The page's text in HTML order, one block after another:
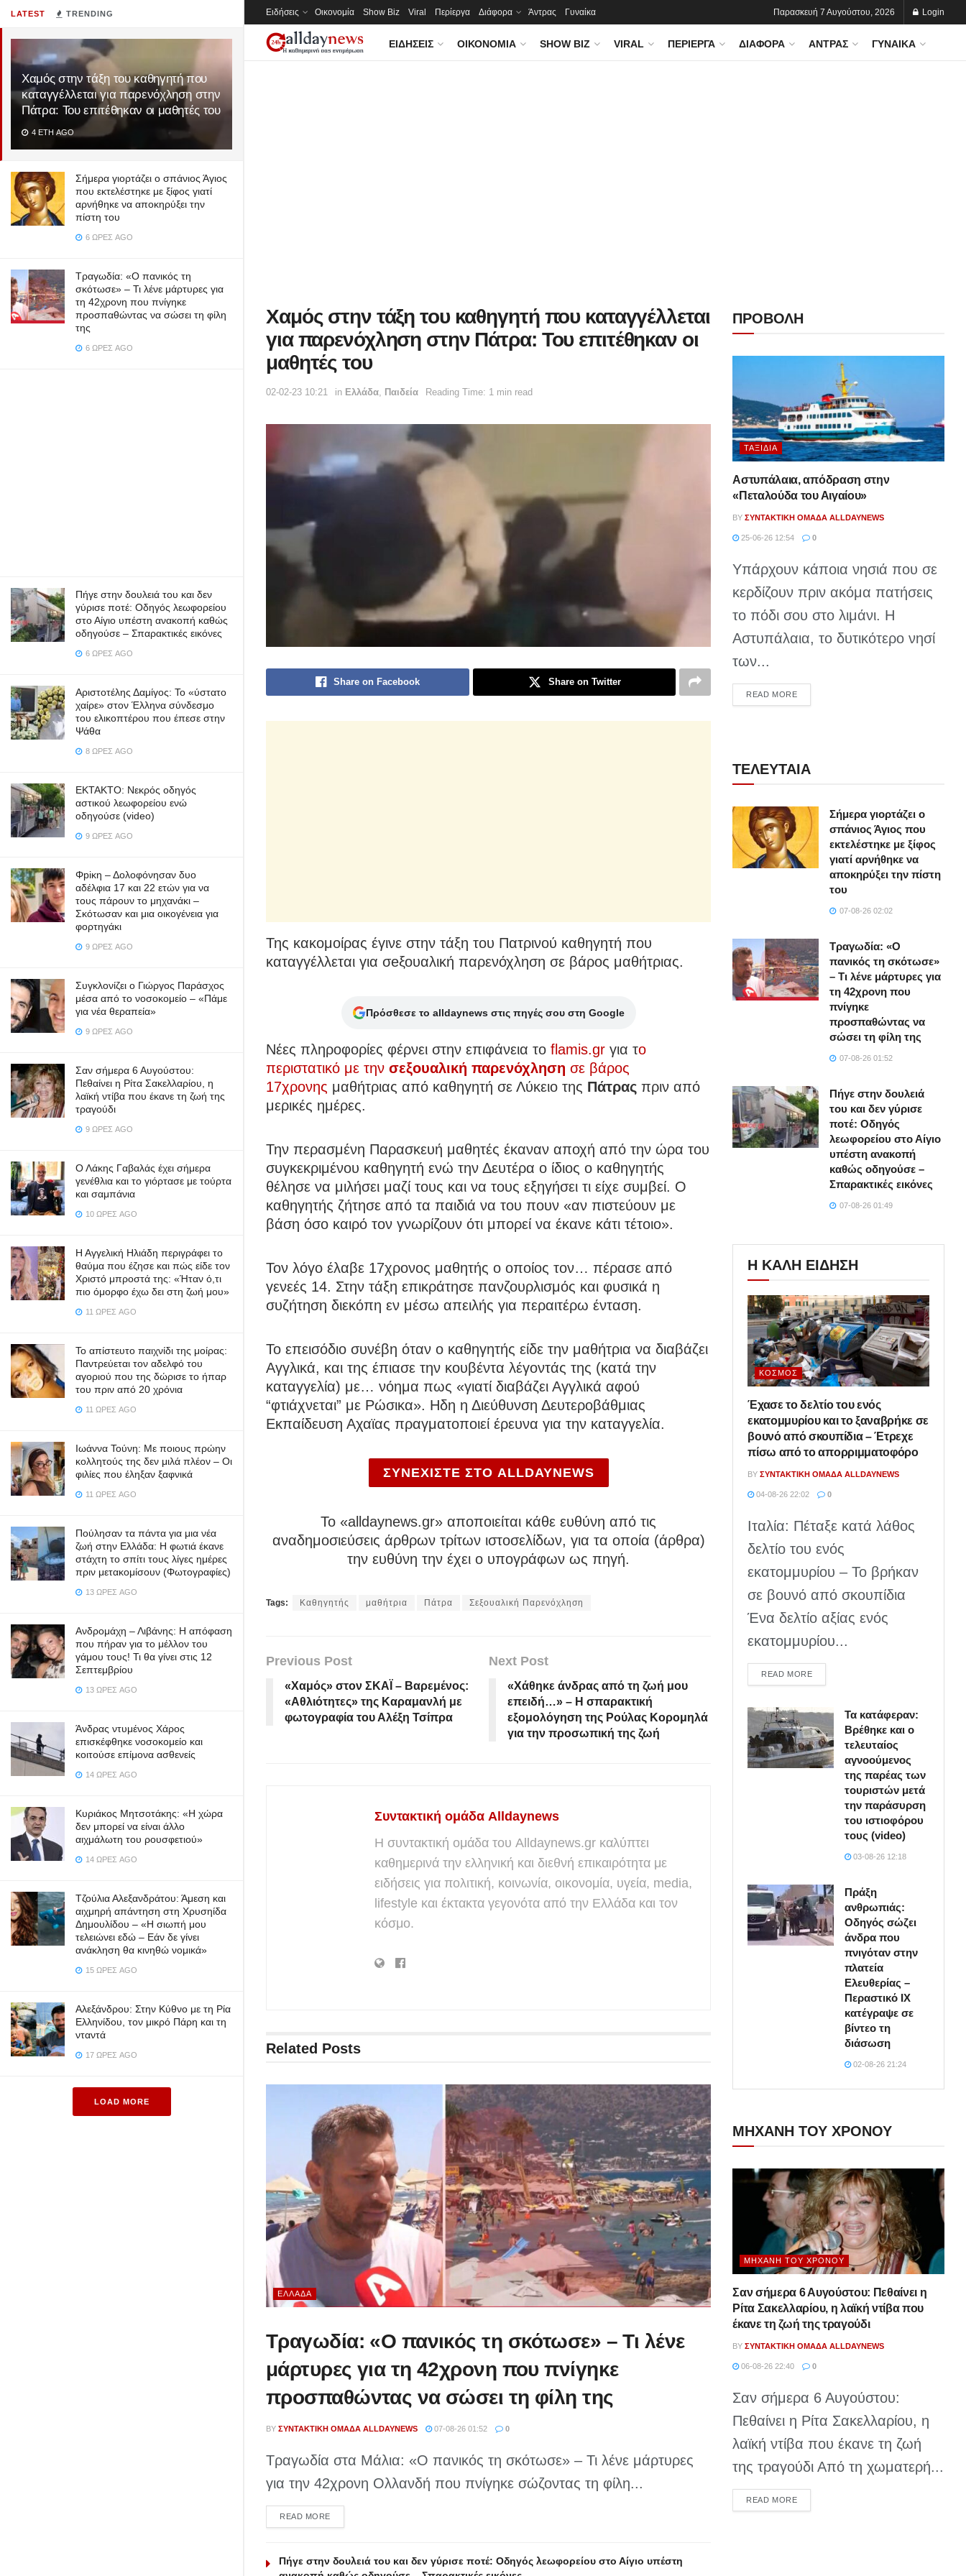
LATEST TRENDING
Χαμός στην τάξη του καθηγητή που
καταγγέλλεται για παρενόχληση στην
Πάτρα: Του επιτέθηκαν οι μαθητές του
4 ΈΤΗ AGO
Σήμερα γιορτάζει ο σπάνιος Άγιος
που εκτελέστηκε με ξίφος γιατί
αρνήθηκε να αποκηρύξει την
πίστη του
6 ΏΡΕΣ AGO
Τραγωδία: «Ο πανικός τη
σκότωσε» – Τι λένε μάρτυρες για
τη 42χρονη που πνίγηκε
προσπαθώντας να σώσει τη φίλη
της
6 ΏΡΕΣ AGO
Πήγε στην δουλειά του και δεν
γύρισε ποτέ: Οδηγός λεωφορείου
στο Αίγιο υπέστη ανακοπή καθώς
οδηγούσε – Σπαρακτικές εικόνες
6 ΏΡΕΣ AGO
Αριστοτέλης Δαμίγος: Το «ύστατο
χαίρε» στον Έλληνα σύνδεσμο
του ελικοπτέρου που έπεσε στην
Ψάθα
8 ΏΡΕΣ AGO
ΕΚΤΑΚΤΟ: Νεκρός οδηγός
αστικού λεωφορείου ενώ
οδηγούσε (video)
9 ΏΡΕΣ AGO
Φpiκη – Δολοφόνησαν δυο
αδέλφια 17 και 22 ετών για να
τους πάρουν το μηχανάκι –
Σκότωσαν και μια οικογένεια για
φορτηγάκι
9 ΏΡΕΣ AGO
Συγκλονίζει ο Γιώργος Παράσχος
μέσα από το νοσοκομείο – «Πάμε
για νέα θεραπεία»
9 ΏΡΕΣ AGO
Σαν σήμερα 6 Αυγούστου:
Πεθαίνει η Ρίτα Σακελλαρίου, η
λαϊκή ντίβα που έκανε τη ζωή της
τραγούδι
9 ΏΡΕΣ AGO
Ο Λάκης Γαβαλάς έχει σήμερα
γενέθλια και το γιόρτασε με τούρτα
και σαμπάνια
10 ΏΡΕΣ AGO
Η Αγγελική Ηλιάδη περιγράφει το
θαύμα που έζησε και πώς είδε τον
Χριστό μπροστά της: «Ήταν ό,τι
πιο όμορφο έχω δει στη ζωή μου»
11 ΏΡΕΣ AGO
Το απίστευτο παιχνίδι της μοίρας:
Παντρεύεται τον αδελφό του
αγοριού που της δώρισε το ήπαρ
του πριν από 20 χρόνια
11 ΏΡΕΣ AGO
Ιωάννα Τούνη: Με ποιους πρώην
κολλητούς της δεν μιλά πλέον – Οι
φιλίες που έληξαν ξαφνικά
11 ΏΡΕΣ AGO
Πούλησαν τα πάντα για μια νέα
ζωή στην Ελλάδα: Η φωτιά έκανε
στάχτη το σπίτι τους λίγες ημέρες
πριν μετακομίσουν (Φωτογραφίες)
13 ΏΡΕΣ AGO
Ανδρομάχη – Λιβάνης: Η απόφαση
που πήραν για το μέλλον του
γάμου τους! Τι θα γίνει στις 12
Σεπτεμβρίου
13 ΏΡΕΣ AGO
Άνδρας ντυμένος Χάρος
επισκέφθηκε νοσοκομείο και
κοιτούσε επίμονα ασθενείς
14 ΏΡΕΣ AGO
Κυριάκος Μητσοτάκης: «Η χώρα
δεν μπορεί να είναι άλλο
αιχμάλωτη του ρουσφετιού»
14 ΏΡΕΣ AGO
Τζούλια Αλεξανδράτου: Άμεση και
αιχμηρή απάντηση στη Χρυσηίδα
Δημουλίδου – «Η σιωπή μου
τελειώνει εδώ – Εάν δε γίνει
ανάκληση θα κινηθώ νομικά»
15 ΏΡΕΣ AGO
Αλεξάνδρου: Στην Κύθνο με τη Ρία
Ελληνίδου, τον μικρό Πάρη και τη
νταντά
17 ΏΡΕΣ AGO
LOAD MORE
Ειδήσεις Οικονομία Show Biz Viral Περίεργα Διάφορα Άντρας Γυναίκα Παρασκευή 7 Αυγούστου, 2026 Login
ΕΙΔΉΣΕΙΣ ΟΙΚΟΝΟΜΊΑ SHOW BIZ VIRAL ΠΕΡΊΕΡΓΑ ΔΙΆΦΟΡΑ ΆΝΤΡΑΣ ΓΥΝΑΊΚΑ
Χαμός στην τάξη του καθηγητή που καταγγέλλεται
για παρενόχληση στην Πάτρα: Του επιτέθηκαν οι
μαθητές του
02-02-23 10:21 in Ελλάδα, Παιδεία Reading Time: 1 min read
Share on Facebook Share on Twitter
Της κακομοίρας έγινε στην τάξη του Πατρινού καθηγητή που
καταγγέλλεται για σeξουαλική παρενόχληση σε βάρος μαθήτριας.
Πρόσθεσε το alldaynews στις πηγές σου στη Google
Νέες πληροφορίες φέρνει στην επιφάνεια το flamis.gr για το
περιστατικό με την σεξουαλική παρενόχληση σε βάρος
17χρονης μαθήτριας από καθηγητή σε Λύκειο της Πάτρας πριν από
μερικές ημέρες.
Την περασμένη Παρασκευή μαθητές έκαναν αποχή από την ώρα του
συγκεκριμένου καθηγητή ενώ την Δευτέρα ο ίδιος ο καθηγητής
θέλησε να μιλήσει μαζί τους και να τους εξηγήσει τι είχε συμβεί. Ο
καθηγητής ζήτησε από τα παιδιά να του πουν «αν πιστεύουν με
βάση όσο καιρό τον γνωρίζουν ότι μπορεί να έκανε κάτι τέτοιο».
Τον λόγο έλαβε 17χρονος μαθητής ο οποίος τον… πέρασε από
γενεές 14. Στην τάξη επικράτησε πανζουρλισμός και φυσικά η
συζήτηση διεκόπη εν μέσω απειλής για περαιτέρω ένταση.
Το επεισόδιο συνέβη όταν ο καθηγητής είδε την μαθήτρια να διαβάζει
Αγγλικά, και της έπιασε την κουβέντα λέγοντάς της (κατά την
καταγγελία) με… νόημα πως «γιατί διαβάζει Αγγλικά αφού
“φτιάχνεται” με Ρώσικα». Ηδη η Διεύθυνση Δευτεροβάθμιας
Εκπαίδευση Αχαϊας πραγματοποιεί έρευνα για την καταγγελία.
ΣΥΝΕΧΙΣΤΕ ΣΤΟ ALLDAYNEWS
To «alldaynews.gr» αποποιείται κάθε ευθύνη από τις
αναδημοσιεύσεις άρθρων τρίτων ιστοσελίδων, για τα οποία (άρθρα)
την ευθύνη την έχει ο υπογράφων ως πηγή.
Tags: Καθηγητής μαθήτρια Πάτρα Σεξουαλική Παρενόχληση
Previous Post
«Χαμός» στον ΣΚΑΪ – Βαρεμένος:
«Αθλιότητες» της Καραμανλή με
φωτογραφία του Αλέξη Τσίπρα
Next Post
«Χάθηκε άνδρας από τη ζωή μου
επειδή…» – Η σπαρακτική
εξομολόγηση της Ρούλας Κορομηλά
για την προσωπική της ζωή
Συντακτική ομάδα Alldaynews
Η συντακτική ομάδα του Alldaynews.gr καλύπτει
καθημερινά την ελληνική και διεθνή επικαιρότητα με
ειδήσεις για πολιτική, κοινωνία, οικονομία, υγεία, media,
lifestyle και έκτακτα γεγονότα από την Ελλάδα και τον
κόσμο.
Related Posts
ΕΛΛΆΔΑ
Τραγωδία: «Ο πανικός τη σκότωσε» – Τι λένε
μάρτυρες για τη 42χρονη που πνίγηκε
προσπαθώντας να σώσει τη φίλη της
BY ΣΥΝΤΑΚΤΙΚΉ ΟΜΆΔΑ ALLDAYNEWS 07-08-26 01:52 0
Τραγωδία στα Μάλια: «Ο πανικός τη σκότωσε» – Τι λένε μάρτυρες
για την 42χρονη Ολλανδή που πνίγηκε σώζοντας τη φίλη...
READ MOREDETAILS
Πήγε στην δουλειά του και δεν γύρισε ποτέ: Οδηγός λεωφορείου στο Αίγιο υπέστη
ΠΡΟΒΟΛΗ
ΤΑΞΊΔΙΑ
Αστυπάλαια, απόδραση στην
«Πεταλούδα του Αιγαίου»
BY ΣΥΝΤΑΚΤΙΚΉ ΟΜΆΔΑ ALLDAYNEWS
25-06-26 12:54 0
Υπάρχουν κάποια νησιά που σε
κερδίζουν πριν ακόμα πατήσεις
το πόδι σου στο λιμάνι. Η
Αστυπάλαια, το δυτικότερο νησί
των...
READ MOREDETAILS
ΤΕΛΕΥΤΑΙΑ
Σήμερα γιορτάζει ο
σπάνιος Άγιος που
εκτελέστηκε με ξίφος
γιατί αρνήθηκε να
αποκηρύξει την πίστη
του
07-08-26 02:02
Τραγωδία: «Ο
πανικός τη σκότωσε»
– Τι λένε μάρτυρες για
τη 42χρονη που
πνίγηκε
προσπαθώντας να
σώσει τη φίλη της
07-08-26 01:52
Πήγε στην δουλειά
του και δεν γύρισε
ποτέ: Οδηγός
λεωφορείου στο Αίγιο
υπέστη ανακοπή
καθώς οδηγούσε –
Σπαρακτικές εικόνες
07-08-26 01:49
Η ΚΑΛΗ ΕΙΔΗΣΗ
ΚΌΣΜΟΣ
Έχασε το δελτίο του ενός
εκατομμυρίου και το ξαναβρήκε σε
βουνό από σκουπίδια – Έτρεχε
πίσω από το απορριμματοφόρο
BY ΣΥΝΤΑΚΤΙΚΉ ΟΜΆΔΑ ALLDAYNEWS
04-08-26 22:02 0
Ιταλία: Πέταξε κατά λάθος
δελτίο του ενός
εκατομμυρίου – Το βρήκαν
σε βουνό από σκουπίδια
Ένα δελτίο αξίας ενός
εκατομμυρίου...
READ MOREDETAILS
Τα κατάφεραν:
Βρέθηκε και ο
τελευταίος
αγνοούμενος
της παρέας των
τουριστών μετά
την παράσυρση
του ιστιοφόρου
τους (video)
03-08-26 12:18
Πράξη
ανθρωπιάς:
Οδηγός σώζει
άνδρα που
πνιγόταν στην
πλατεία
Ελευθερίας –
Περαστικό ΙΧ
κατέγραψε σε
βίντεο τη
διάσωση
02-08-26 21:24
ΜΗΧΑΝΗ ΤΟΥ ΧΡΟΝΟΥ
ΜΗΧΑΝΉ ΤΟΥ ΧΡΌΝΟΥ
Σαν σήμερα 6 Αυγούστου: Πεθαίνει η
Ρίτα Σακελλαρίου, η λαϊκή ντίβα που
έκανε τη ζωή της τραγούδι
BY ΣΥΝΤΑΚΤΙΚΉ ΟΜΆΔΑ ALLDAYNEWS
06-08-26 22:40 0
Σαν σήμερα 6 Αυγούστου:
Πεθαίνει η Ρίτα Σακελλαρίου, η
λαϊκή ντίβα που έκανε τη ζωή
της τραγούδι Από τη χωματερή...
READ MOREDETAILS